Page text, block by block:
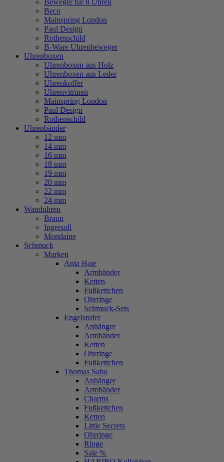
Beweger für 8 Uhren
Beco
Mainspring London
Paul Design
Rothenschild
B-Ware Uhrenbeweger
Uhrenboxen
Uhrenboxen aus Holz
Uhrenboxen aus Leder
Uhrenkoffer
Uhrenvitrinen
Mainspring London
Paul Design
Rothenschild
Uhrenbänder
12 mm
14 mm
16 mm
18 mm
19 mm
20 mm
22 mm
24 mm
Wanduhren
Braun
Ingersoll
Mondaine
Schmuck
Marken
Ania Haie
Armbänder
Ketten
Fußkettchen
Ohrringe
Schmuck-Sets
Engelsrufer
Anhänger
Armbänder
Ketten
Ohrringe
Fußkettchen
Thomas Sabo
Anhänger
Armbänder
Charms
Fußkettchen
Ketten
Little Secrets
Ohrringe
Ringe
Sale %